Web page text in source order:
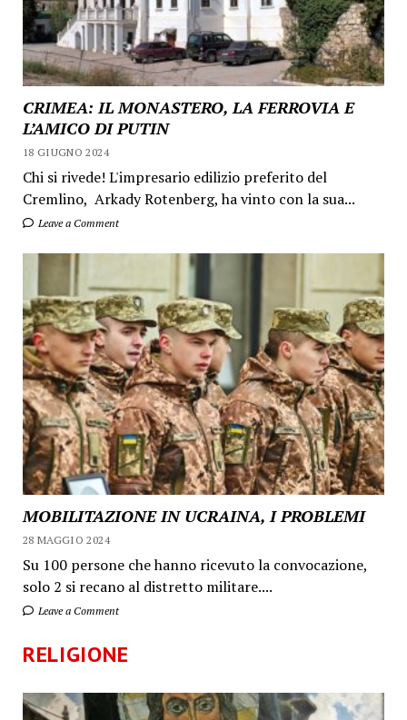
CRIMEA: IL MONASTERO, LA FERROVIA E
L’AMICO DI PUTIN
18 GIUGNO 2024
Chi si rivede! L'impresario edilizio preferito del
Cremlino, Arkady Rotenberg, ha vinto con la sua...
Leave a Comment
MOBILITAZIONE IN UCRAINA, I PROBLEMI
28 MAGGIO 2024
Su 100 persone che hanno ricevuto la convocazione,
solo 2 si recano al distretto militare....
Leave a Comment
RELIGIONE